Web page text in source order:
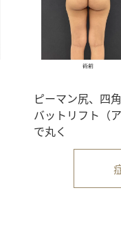
ピーマン尻、四
バットリフト（
で丸く